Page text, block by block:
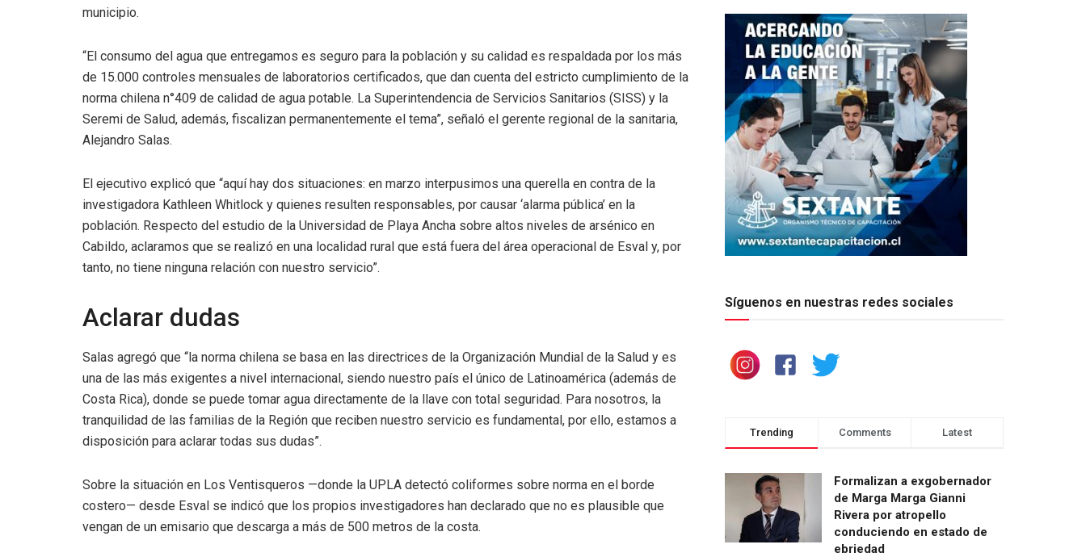
municipio.
“El consumo del agua que entregamos es seguro para la población y su calidad es respaldada por los más
de 15.000 controles mensuales de laboratorios certificados, que dan cuenta del estricto cumplimiento de la
norma chilena n°409 de calidad de agua potable. La Superintendencia de Servicios Sanitarios (SISS) y la
Seremi de Salud, además, fiscalizan permanentemente el tema”, señaló el gerente regional de la sanitaria,
Alejandro Salas.
El ejecutivo explicó que “aquí hay dos situaciones: en marzo interpusimos una querella en contra de la
investigadora Kathleen Whitlock y quienes resulten responsables, por causar ‘alarma pública’ en la
población. Respecto del estudio de la Universidad de Playa Ancha sobre altos niveles de arsénico en
Cabildo, aclaramos que se realizó en una localidad rural que está fuera del área operacional de Esval y, por
tanto, no tiene ninguna relación con nuestro servicio”.
Aclarar dudas
Salas agregó que “la norma chilena se basa en las directrices de la Organización Mundial de la Salud y es
una de las más exigentes a nivel internacional, siendo nuestro país el único de Latinoamérica (además de
Costa Rica), donde se puede tomar agua directamente de la llave con total seguridad. Para nosotros, la
tranquilidad de las familias de la Región que reciben nuestro servicio es fundamental, por ello, estamos a
disposición para aclarar todas sus dudas”.
Sobre la situación en Los Ventisqueros —donde la UPLA detectó coliformes sobre norma en el borde
costero— desde Esval se indicó que los propios investigadores han declarado que no es plausible que
vengan de un emisario que descarga a más de 500 metros de la costa.
Síguenos en nuestras redes sociales
Trending Comments Latest
Formalizan a exgobernador
de Marga Marga Gianni
Rivera por atropello
conduciendo en estado de
ebriedad